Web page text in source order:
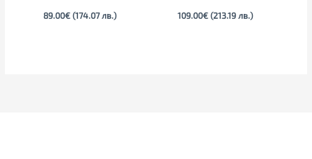
89.00€ (174.07 лв.) 109.00€ (213.19 лв.)